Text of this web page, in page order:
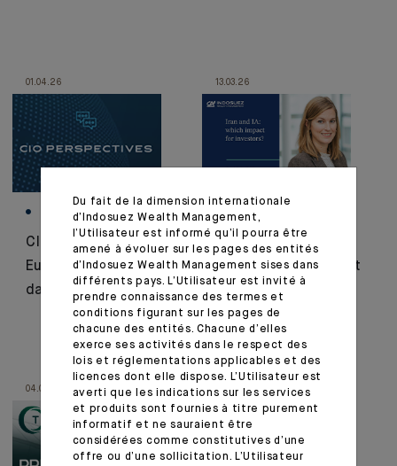
01.04.26
MARKET VIEWS
CIO PERSPECTIVES :
Europe : Prévisions
dans le brouillard
13.03.26
MARKET VIEWS
Chaises musicales :
gagnants, perdants et
rotation de marché
04.03.26 02.03.26
Du fait de la dimension internationale
d’Indosuez Wealth Management,
l’Utilisateur est informé qu’il pourra être
amené à évoluer sur les pages des entités
d’Indosuez Wealth Management sises dans
différents pays. L’Utilisateur est invité à
prendre connaissance des termes et
conditions figurant sur les pages de
chacune des entités. Chacune d’elles
exerce ses activités dans le respect des
lois et réglementations applicables et des
licences dont elle dispose. L’Utilisateur est
averti que les indications sur les services
et produits sont fournies à titre purement
informatif et ne sauraient être
considérées comme constitutives d’une
offre ou d’une sollicitation. L’Utilisateur